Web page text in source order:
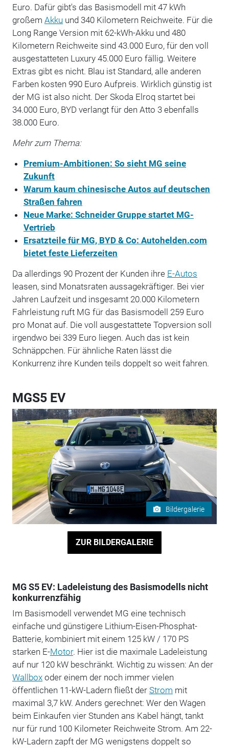
Euro. Dafür gibt's das Basismodell mit 47 kWh
großem Akku und 340 Kilometern Reichweite. Für die
Long Range Version mit 62-kWh-Akku und 480
Kilometern Reichweite sind 43.000 Euro, für den voll
ausgestatteten Luxury 45.000 Euro fällig. Weitere
Extras gibt es nicht. Blau ist Standard, alle anderen
Farben kosten 990 Euro Aufpreis. Wirklich günstig ist
der MG ist also nicht. Der Skoda Elroq startet bei
34.000 Euro, BYD verlangt für den Atto 3 ebenfalls
38.000 Euro.
Mehr zum Thema:
Premium-Ambitionen: So sieht MG seine
Zukunft
Warum kaum chinesische Autos auf deutschen
Straßen fahren
Neue Marke: Schneider Gruppe startet MG-
Vertrieb
Ersatzteile für MG, BYD & Co: Autohelden.com
bietet feste Lieferzeiten
Da allerdings 90 Prozent der Kunden ihre E-Autos
leasen, sind Monatsraten aussagekräftiger. Bei vier
Jahren Laufzeit und insgesamt 20.000 Kilometern
Fahrleistung ruft MG für das Basismodell 259 Euro
pro Monat auf. Die voll ausgestattete Topversion soll
irgendwo bei 339 Euro liegen. Auch das ist kein
Schnäppchen. Für ähnliche Raten lässt die
Konkurrenz ihre Kunden teils doppelt so weit fahren.
MGS5 EV
Bildergalerie
ZUR BILDERGALERIE
MG S5 EV: Ladeleistung des Basismodells nicht
konkurrenzfähig
Im Basismodell verwendet MG eine technisch
einfache und günstigere Lithium-Eisen-Phosphat-
Batterie, kombiniert mit einem 125 kW / 170 PS
starken E-Motor. Hier ist die maximale Ladeleistung
auf nur 120 kW beschränkt. Wichtig zu wissen: An der
Wallboxoder einem der noch immer vielen
öffentlichen 11-kW-Ladern fließt der Strom mit
maximal 3,7 kW. Anders gerechnet: Wer den Wagen
beim Einkaufen vier Stunden ans Kabel hängt, tankt
nur für rund 100 Kilometer Reichweite Strom. Am 22-
kW-Ladern zapft der MG wenigstens doppelt so